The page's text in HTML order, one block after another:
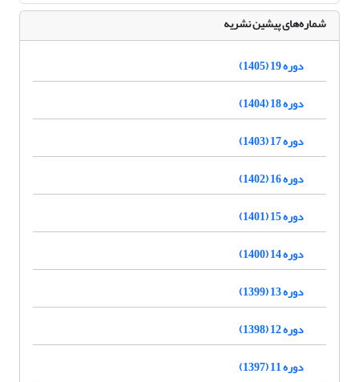
شماره‌های پیشین نشریه
دوره 19 (1405)
دوره 18 (1404)
دوره 17 (1403)
دوره 16 (1402)
دوره 15 (1401)
دوره 14 (1400)
دوره 13 (1399)
دوره 12 (1398)
دوره 11 (1397)